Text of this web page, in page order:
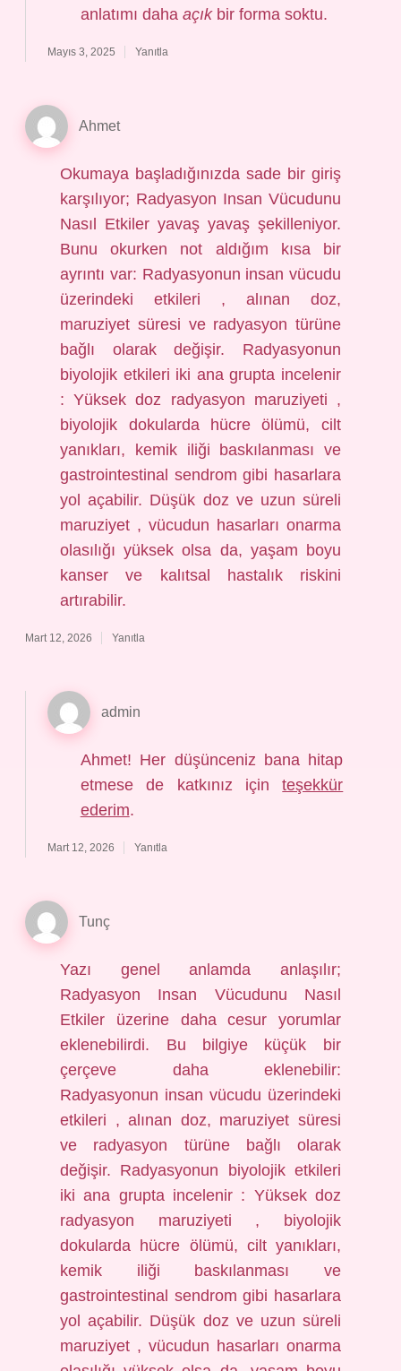
anlatımı daha açıkbir forma soktu.
Mayıs 3, 2025 Yanıtla
Ahmet
Okumaya başladığınızda sade bir giriş
karşılıyor; Radyasyon Insan Vücudunu
Nasıl Etkiler yavaş yavaş şekilleniyor.
Bunu okurken not aldığım kısa bir
ayrıntı var: Radyasyonun insan vücudu
üzerindeki etkileri , alınan doz,
maruziyet süresi ve radyasyon türüne
bağlı olarak değişir. Radyasyonun
biyolojik etkileri iki ana grupta incelenir
: Yüksek doz radyasyon maruziyeti ,
biyolojik dokularda hücre ölümü, cilt
yanıkları, kemik iliği baskılanması ve
gastrointestinal sendrom gibi hasarlara
yol açabilir. Düşük doz ve uzun süreli
maruziyet , vücudun hasarları onarma
olasılığı yüksek olsa da, yaşam boyu
kanser ve kalıtsal hastalık riskini
artırabilir.
Mart 12, 2026 Yanıtla
admin
Ahmet! Her düşünceniz bana hitap
etmese de katkınız içinteşekkür
ederim.
Mart 12, 2026 Yanıtla
Tunç
Yazı genel anlamda anlaşılır;
Radyasyon Insan Vücudunu Nasıl
Etkiler üzerine daha cesur yorumlar
eklenebilirdi. Bu bilgiye küçük bir
çerçeve daha eklenebilir:
Radyasyonun insan vücudu üzerindeki
etkileri , alınan doz, maruziyet süresi
ve radyasyon türüne bağlı olarak
değişir. Radyasyonun biyolojik etkileri
iki ana grupta incelenir : Yüksek doz
radyasyon maruziyeti , biyolojik
dokularda hücre ölümü, cilt yanıkları,
kemik iliği baskılanması ve
gastrointestinal sendrom gibi hasarlara
yol açabilir. Düşük doz ve uzun süreli
maruziyet , vücudun hasarları onarma